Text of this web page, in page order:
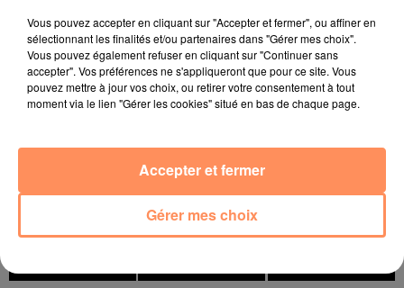
Cancer Lion Vierge
Vous pouvez accepter en cliquant sur "Accepter et fermer", ou affiner en
sélectionnant les finalités et/ou partenaires dans "Gérer mes choix".
Vous pouvez également refuser en cliquant sur "Continuer sans
accepter". Vos préférences ne s'appliqueront que pour ce site. Vous
pouvez mettre à jour vos choix, ou retirer votre consentement à tout
moment via le lien "Gérer les cookies" situé en bas de chaque page.
Gérer mes choix
Accepter et fermer